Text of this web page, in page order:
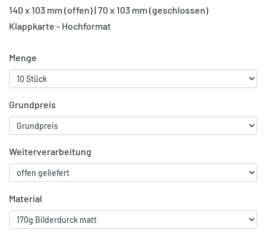
140 x 103 mm (offen) | 70 x 103 mm (geschlossen)
Klappkarte - Hochformat
Menge
Grundpreis
Weiterverarbeitung
Material